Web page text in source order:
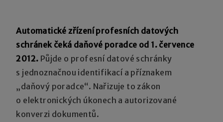
Automatické zřízení profesních datových
schránek čeká daňové poradce od 1. července
2012. Půjde o profesní datové schránky
s jednoznačnou identifikací a příznakem
„daňový poradce“. Nařizuje to zákon
o elektronických úkonech a autorizované
konverzi dokumentů.